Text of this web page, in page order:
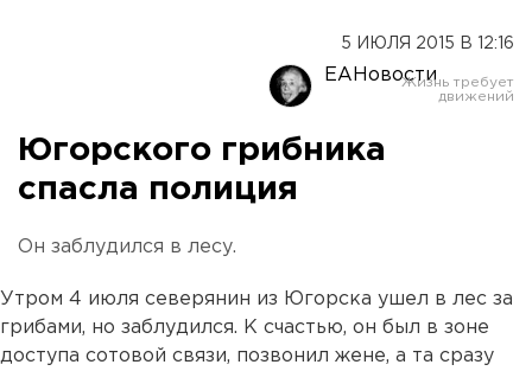
5 ИЮЛЯ 2015 В 12:16
ЕАНовости
Югорского грибника
спасла полиция
Он заблудился в лесу.
Утром 4 июля северянин из Югорска ушел в лес за
грибами, но заблудился. К счастью, он был в зоне
доступа сотовой связи, позвонил жене, а та сразу